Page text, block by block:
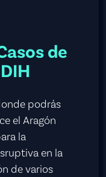
de
podrás
el Aragón
la
en la
de varios